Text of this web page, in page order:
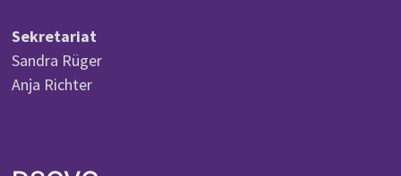
Sekretariat
Sandra Rüger
Anja Richter